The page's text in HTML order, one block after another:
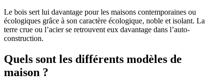
Le bois sert lui davantage pour les maisons contemporaines ou
écologiques grâce à son caractère écologique, noble et isolant. La
terre crue ou l’acier se retrouvent eux davantage dans l’auto-
construction.
Quels sont les différents modèles de
maison ?